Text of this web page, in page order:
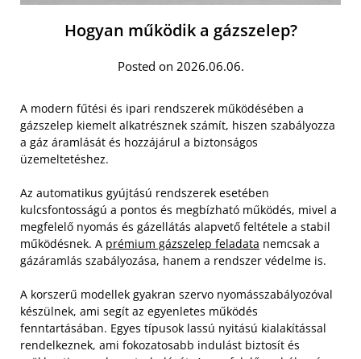
Hogyan működik a gázszelep?
Posted on 2026.06.06.
A modern fűtési és ipari rendszerek működésében a
gázszelep kiemelt alkatrésznek számít, hiszen szabályozza
a gáz áramlását és hozzájárul a biztonságos
üzemeltetéshez.
Az automatikus gyújtású rendszerek esetében
kulcsfontosságú a pontos és megbízható működés, mivel a
megfelelő nyomás és gázellátás alapvető feltétele a stabil
működésnek. A prémium gázszelep feladata nemcsak a
gázáramlás szabályozása, hanem a rendszer védelme is.
A korszerű modellek gyakran szervo nyomásszabályozóval
készülnek, ami segít az egyenletes működés
fenntartásában. Egyes típusok lassú nyitású kialakítással
rendelkeznek, ami fokozatosabb indulást biztosít és